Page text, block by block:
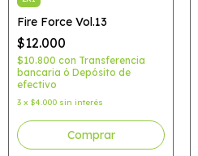
Fire Force Vol.13
$12.000
$10.800 con Transferencia
bancaria ó Depósito de
efectivo
3 x $4.000 sin interés